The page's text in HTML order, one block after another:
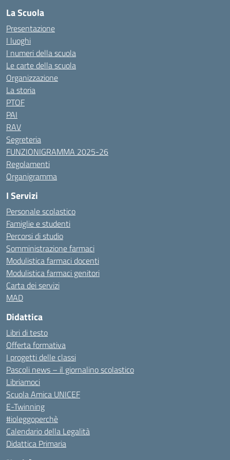
La Scuola
Presentazione
I luoghi
I numeri della scuola
Le carte della scuola
Organizzazione
La storia
PTOF
PAI
RAV
Segreteria
FUNZIONIGRAMMA 2025-26
Regolamenti
Organigramma
I Servizi
Personale scolastico
Famiglie e studenti
Percorsi di studio
Somministrazione farmaci
Modulistica farmaci docenti
Modulistica farmaci genitori
Carta dei servizi
MAD
Didattica
Libri di testo
Offerta formativa
I progetti delle classi
Pascoli news – il giornalino scolastico
Libriamoci
Scuola Amica UNICEF
E-Twinning
#ioleggoperchè
Calendario della Legalità
Didattica Primaria